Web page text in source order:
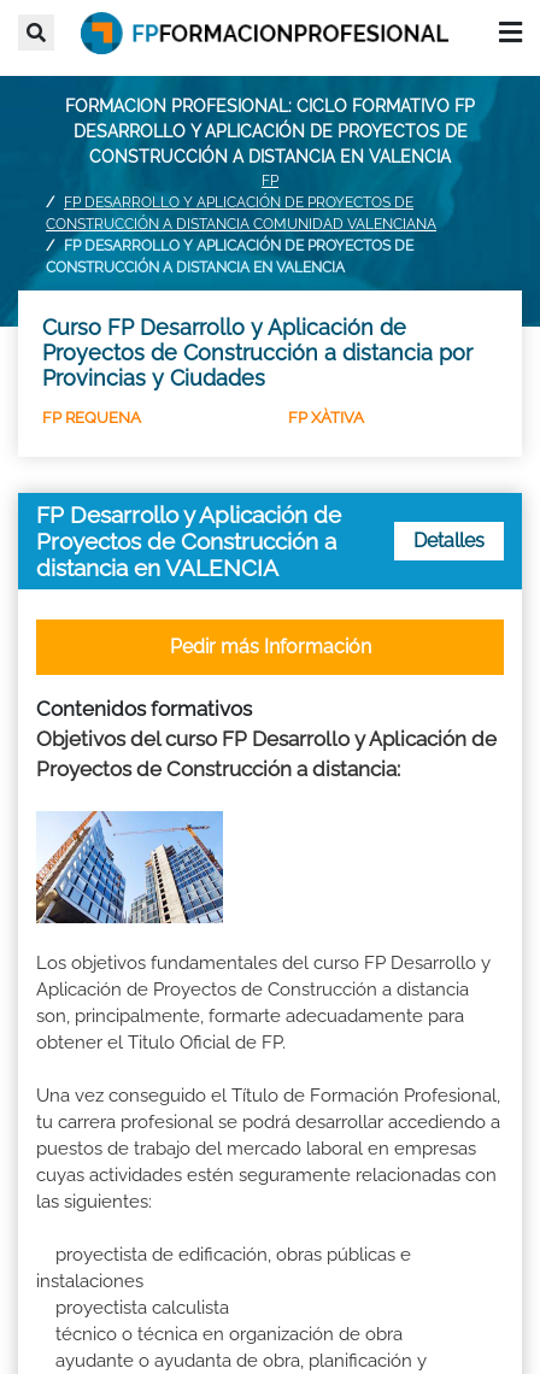
FORMACION PROFESIONAL: CICLO FORMATIVO FP
DESARROLLO Y APLICACIÓN DE PROYECTOS DE
CONSTRUCCIÓN A DISTANCIA EN VALENCIA
FP
FP DESARROLLO Y APLICACIÓN DE PROYECTOS DE
CONSTRUCCIÓN A DISTANCIA COMUNIDAD VALENCIANA
FP DESARROLLO Y APLICACIÓN DE PROYECTOS DE
CONSTRUCCIÓN A DISTANCIA EN VALENCIA
Curso FP Desarrollo y Aplicación de
Proyectos de Construcción a distancia por
Provincias y Ciudades
FP REQUENA FP XÀTIVA
FP Desarrollo y Aplicación de
Proyectos de Construcción a
distancia en VALENCIA
Detalles
Pedir más Información
Contenidos formativos
Objetivos del curso FP Desarrollo y Aplicación de
Proyectos de Construcción a distancia:
Los objetivos fundamentales del curso FP Desarrollo y
Aplicación de Proyectos de Construcción a distancia
son, principalmente, formarte adecuadamente para
obtener el Titulo Oficial de FP.
Una vez conseguido el Título de Formación Profesional,
tu carrera profesional se podrá desarrollar accediendo a
puestos de trabajo del mercado laboral en empresas
cuyas actividades estén seguramente relacionadas con
las siguientes:
proyectista de edificación, obras públicas e
instalaciones
proyectista calculista
técnico o técnica en organización de obra
ayudante o ayudanta de obra, planificación y